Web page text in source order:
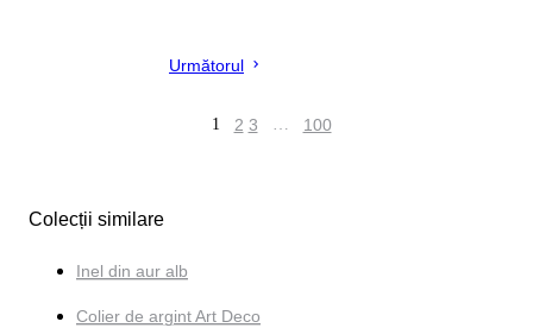
Următorul
1 2 3 … 100
Colecții similare
Inel din aur alb
Colier de argint Art Deco